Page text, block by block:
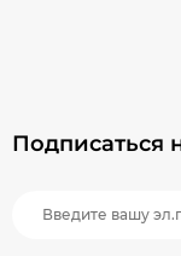
Подписаться